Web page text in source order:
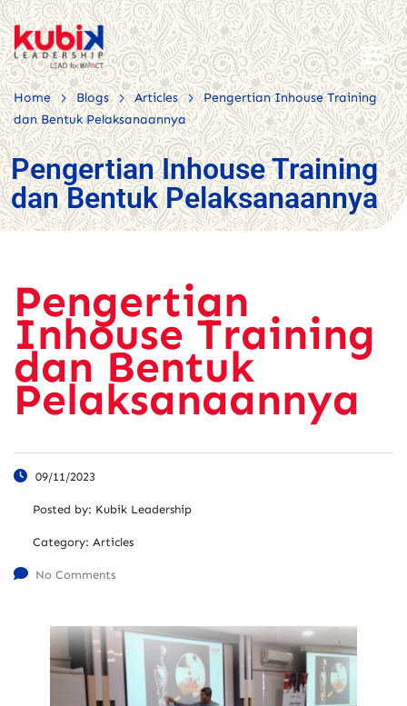
Home > Blogs > Articles >
Pengertian Inhouse Training
dan Bentuk Pelaksanaannya
Pengertian Inhouse Training
dan Bentuk Pelaksanaannya
Pengertian
Inhouse Training
dan Bentuk
Pelaksanaannya
09/11/2023
Posted by: Kubik Leadership
Category: Articles
No Comments